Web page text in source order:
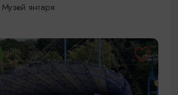
янтаря